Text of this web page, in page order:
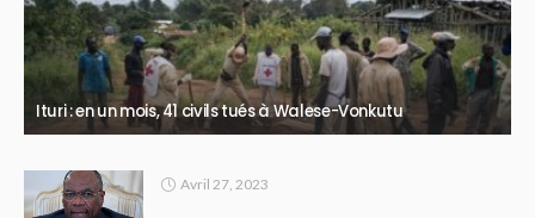
Ituri : en un mois, 41 civils tués à Walese-Vonkutu
Avril 27, 2023